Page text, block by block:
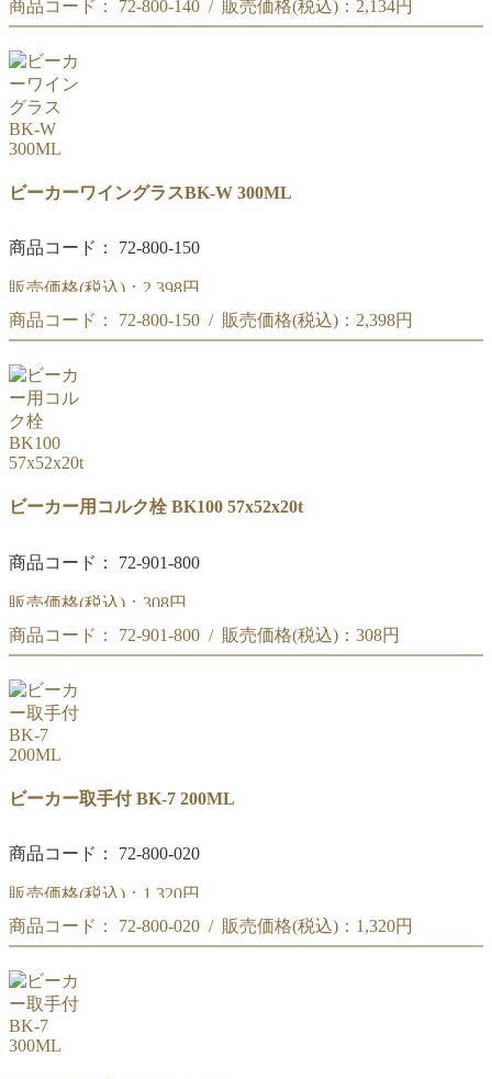
リカシツ ビーカーワイングラス 200ML BK-W
商品コード： 72-800-140 / 販売価格(税込)： 2,134円
リカシツ ビーカーワイングラス 200ML BK-W
ビーカーワイングラスBK-W 300ML
商品コード： 72-800-150
販売価格(税込)： 2,398円
リカシツ ビーカーワイングラス 300ML BK-W
商品コード： 72-800-150 / 販売価格(税込)： 2,398円
リカシツ ビーカーワイングラス 300ML BK-W
ビーカー用コルク栓 BK100 57x52x20t
商品コード： 72-901-800
販売価格(税込)： 308円
ビーカー用コルク栓 BK100 57x52x20t
商品コード： 72-901-800 / 販売価格(税込)： 308円
ビーカー用コルク栓 BK100 57x52x20t
ビーカー取手付 BK-7 200ML
商品コード： 72-800-020
販売価格(税込)： 1,320円
リカシツ ビーカー取手付 200ML BK-7
商品コード： 72-800-020 / 販売価格(税込)： 1,320円
リカシツ ビーカー取手付 200ML BK-7